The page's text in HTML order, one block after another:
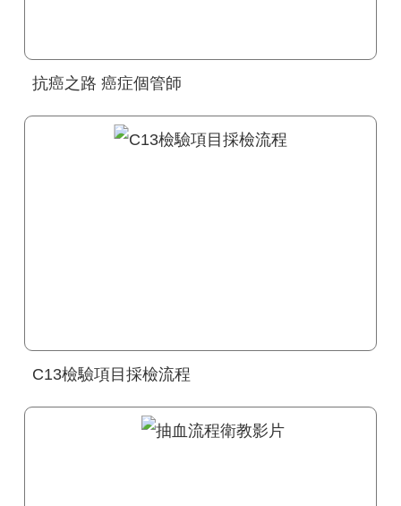
抗癌之路 癌症個管師
C13檢驗項目採檢流程